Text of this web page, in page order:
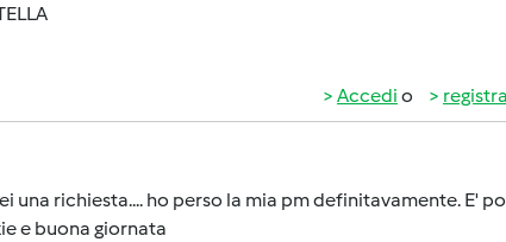
Accedi o
una richiesta.... ho perso la mia pm definitavamente. E'
e buona giornata